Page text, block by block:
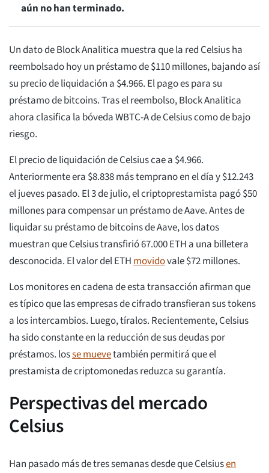
aún no han terminado.
Un dato de Block Analitica muestra que la red Celsius ha
reembolsado hoy un préstamo de $110 millones, bajando así
su precio de liquidación a $4.966. El pago es para su
préstamo de bitcoins. Tras el reembolso, Block Analitica
ahora clasifica la bóveda WBTC-A de Celsius como de bajo
riesgo.
El precio de liquidación de Celsius cae a $4.966.
Anteriormente era $8.838 más temprano en el día y $12.243
el jueves pasado. El 3 de julio, el criptoprestamista pagó $50
millones para compensar un préstamo de Aave. Antes de
liquidar su préstamo de bitcoins de Aave, los datos
muestran que Celsius transfirió 67.000 ETH a una billetera
desconocida. El valor del ETHmovidovale $72 millones.
Los monitores en cadena de esta transacción afirman que
es típico que las empresas de cifrado transfieran sus tokens
a los intercambios. Luego, tíralos. Recientemente, Celsius
ha sido constante en la reducción de sus deudas por
préstamos. losse muevetambién permitirá que el
prestamista de criptomonedas reduzca su garantía.
Perspectivas del mercado
Celsius
Han pasado más de tres semanas desde que Celsiusen